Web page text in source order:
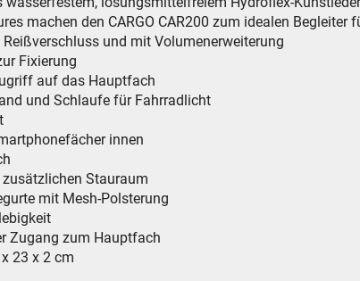
machen den CARGO CAR200 zum idealen Begleiter
und mit Volumenerweiterung
Fixierung
auf das Hauptfach
und Schlaufe für Fahrradlicht
innen
Stauraum
mit Mesh-Polsterung
Zugang zum Hauptfach
23 x 2 cm